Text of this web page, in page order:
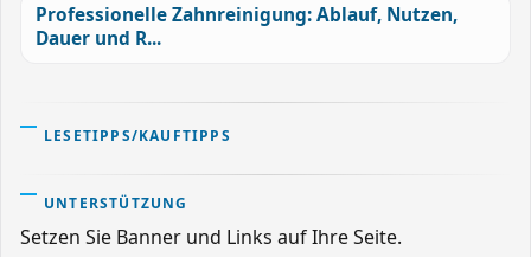
Professionelle Zahnreinigung: Ablauf, Nutzen,
Dauer und R...
LESETIPPS/KAUFTIPPS
UNTERSTÜTZUNG
Setzen Sie Banner und Links auf Ihre Seite.